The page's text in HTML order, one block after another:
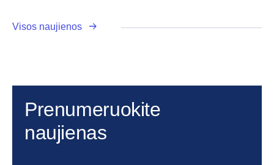
Visos naujienos
Prenumeruokite
naujienas